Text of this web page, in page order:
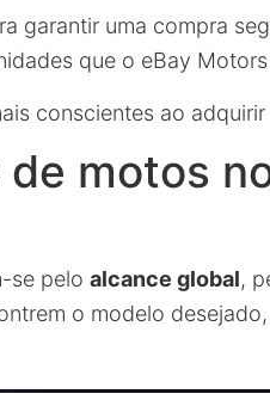
garantir uma compra
que o eBay
conscientes ao
motos
se pelo alcance global,
o modelo